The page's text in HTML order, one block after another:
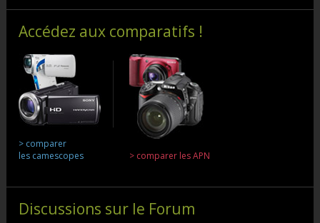
Accédez aux comparatifs !
> comparer
les camescopes
> comparer les APN
Discussions sur le Forum